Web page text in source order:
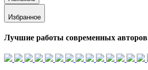
Избранное
Лучшие работы современных авторов